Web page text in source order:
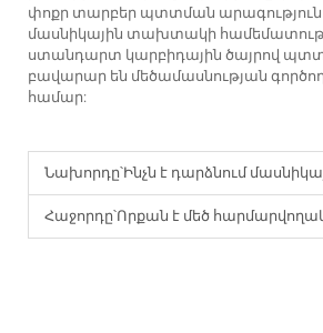
փոքր տարբեր պտտման
մասնիկային տախտակի
ստանդարտ կարբիդային ծայրով
բավարար են մեծամասնության
համար:
Նախորդը՝Ինչն է դարձնում մասնիկային սալիկը
Հաջորդը՝Որքան է մեծ հարմարվողականությունը՝ PET սալիկների